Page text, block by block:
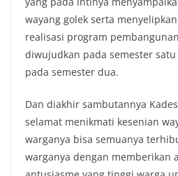
wayang golek serta
realisasi program
diwujudkan pada semester
pada semester dua.
Dan diakhir sambutannya
selamat menikmati kesenian
warganya bisa semuanya
warganya dengan memberikan